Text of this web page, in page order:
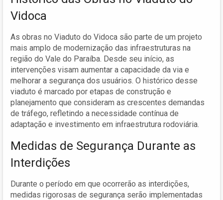
Vidoca
As obras no Viaduto do Vidoca são parte de um projeto
mais amplo de modernização das infraestruturas na
região do Vale do Paraíba. Desde seu início, as
intervenções visam aumentar a capacidade da via e
melhorar a segurança dos usuários. O histórico desse
viaduto é marcado por etapas de construção e
planejamento que consideram as crescentes demandas
de tráfego, refletindo a necessidade contínua de
adaptação e investimento em infraestrutura rodoviária.
Medidas de Segurança Durante as
Interdições
Durante o período em que ocorrerão as interdições,
medidas rigorosas de segurança serão implementadas